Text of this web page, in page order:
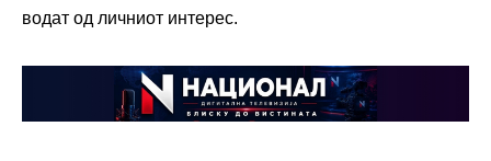
водат од личниот интерес.